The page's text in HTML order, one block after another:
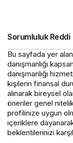
Sorumluluk Reddi
Bu sayfada yer
danışmanlığı
danışmanlığı
kişilerin finansal
alınarak bireysel
öneriler genel
profilinize uygun
içeriklere dayanarak
beklentilerinizi